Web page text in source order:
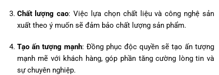
Chất lượng cao: Việc lựa chọn chất liệu và công nghệ sản
xuất theo ý muốn sẽ đảm bảo chất lượng sản phẩm.
Tạo ấn tượng mạnh: Đồng phục độc quyền sẽ tạo ấn tượng
mạnh mẽ với khách hàng, góp phần tăng cường lòng tin và
sự chuyên nghiệp.